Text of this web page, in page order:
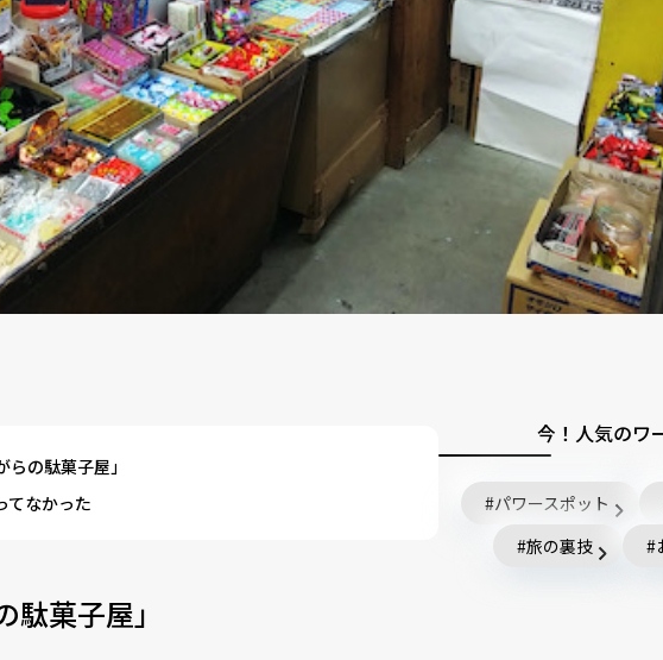
の駄菓子屋」
てなかった
菓子屋」
今！人気のワ
パワースポット
旅の裏技